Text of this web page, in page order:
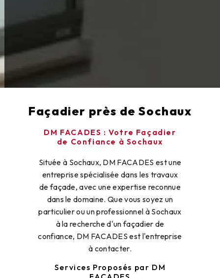
Façadier près de Sochaux
DM FACADES : Votre Façadier
de Confiance à Sochaux
Située à Sochaux, DM FACADES est une
entreprise spécialisée dans les travaux
de façade, avec une expertise reconnue
dans le domaine. Que vous soyez un
particulier ou un professionnel à Sochaux
à la recherche d'un façadier de
confiance, DM FACADES est l'entreprise
à contacter.
Services Proposés par DM